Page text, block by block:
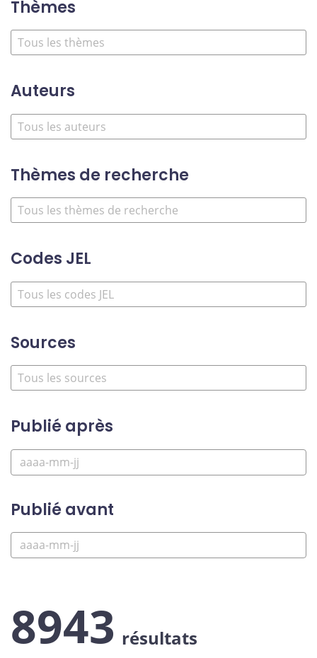
Thèmes
Auteurs
Thèmes de recherche
Codes JEL
Sources
Publié après
Publié avant
8943 résultats